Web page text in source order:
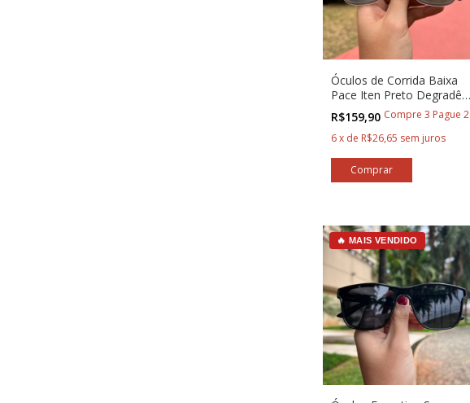
Óculos de Corrida Baixa
Pace Iten Preto Degradê
com Prata
R$159,90 Compre 3 Pague 2
6x de R$26,65 sem juros
🔥 MAIS VENDIDO